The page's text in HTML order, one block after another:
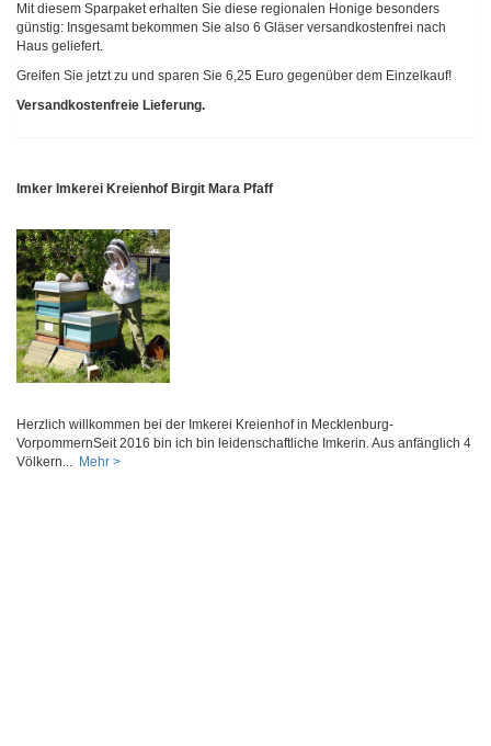
Mit diesem Sparpaket erhalten Sie diese regionalen Honige besonders
günstig: Insgesamt bekommen Sie also 6 Gläser versandkostenfrei nach
Haus geliefert.
Greifen Sie jetzt zu und sparen Sie 6,25 Euro gegenüber dem Einzelkauf!
Versandkostenfreie Lieferung.
Imker Imkerei Kreienhof Birgit Mara Pfaff
Herzlich willkommen bei der Imkerei Kreienhof in Mecklenburg-
VorpommernSeit 2016 bin ich bin leidenschaftliche Imkerin. Aus anfänglich 4
Völkern... Mehr >